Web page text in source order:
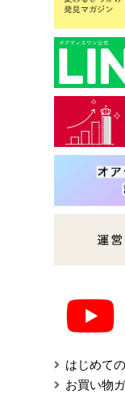
はじめて
お買い物